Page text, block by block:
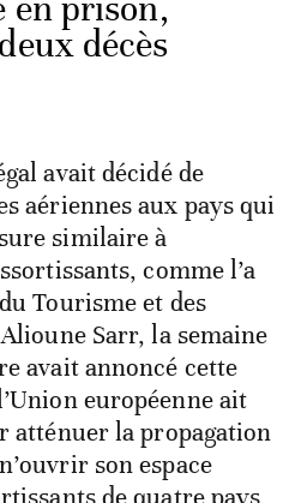
en prison,
décès
avait décidé de
aériennes aux pays qui
similaire à
comme l’a
Tourisme et des
Sarr, la semaine
avait annoncé cette
européenne ait
atténuer la propagation
son espace